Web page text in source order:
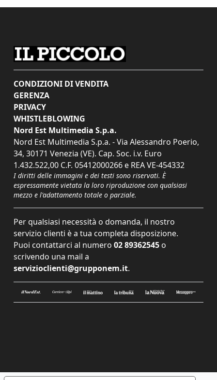
CONDIZIONI DI VENDITA
GERENZA
PRIVACY
WHISTLEBLOWING
Nord Est Multimedia S.p.a.
Nord Est Multimedia S.p.a. - Via Alessandro Poerio,
34, 30171 Venezia (VE). Cap. Soc. i.v. Euro
1.432.522,00 C.F. 05412000266 e REA VE-454332
I diritti delle immagini e dei testi sono riservati. È
espressamente vietata la loro riproduzione con qualsiasi
mezzo e l'adattamento totale o parziale.
Per qualsiasi necessità o domanda, il nostro
servizio clienti è a tua completa disposizione.
Puoi contattarci al numero 02 89362545 o
scrivendo una mail a
servizioclienti@grupponem.it.